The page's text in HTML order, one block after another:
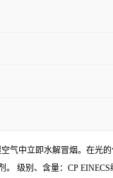
空气中立即水解冒烟。在光
级别、含量：CP EINECS